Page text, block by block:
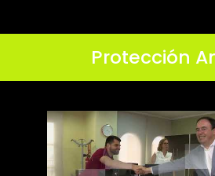
Protección